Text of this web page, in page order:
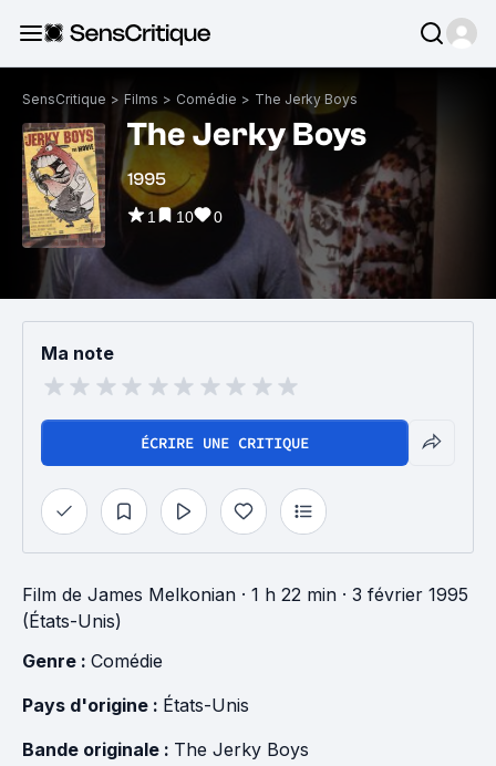
SensCritique > Films > Comédie > The Jerky Boys
The Jerky Boys
1995
1 10 0
Ma note
ÉCRIRE UNE CRITIQUE
Film de James Melkonian · 1 h 22 min · 3 février 1995
(États-Unis)
Genre : Comédie
Pays d'origine : États-Unis
Bande originale : The Jerky Boys